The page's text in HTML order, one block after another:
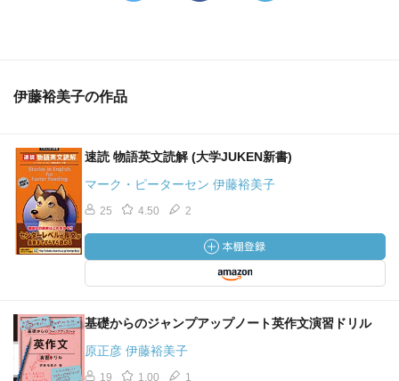
伊藤裕美子の作品
速読 物語英文読解 (大学JUKEN新書)
マーク・ピーターセン 伊藤裕美子
25 4.50 2
基礎からのジャンプアップノート英作文演習ドリル
原正彦 伊藤裕美子
19 1.00 1